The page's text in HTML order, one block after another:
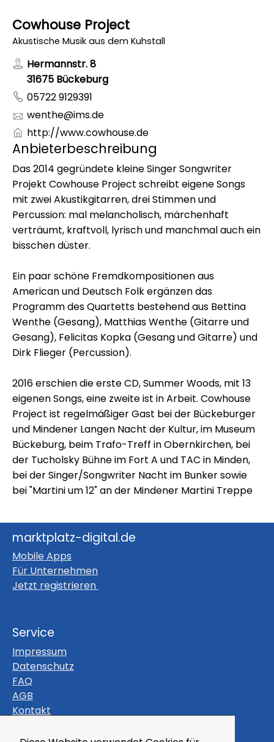
Cowhouse Project
Akustische Musik aus dem Kuhstall
Hermannstr. 8
31675 Bückeburg
05722 9129391
wenthe@ims.de
http://www.cowhouse.de
Anbieterbeschreibung
Das 2014 gegründete kleine Singer Songwriter
Projekt Cowhouse Project schreibt eigene Songs
mit zwei Akustikgitarren, drei Stimmen und
Percussion: mal melancholisch, märchenhaft
verträumt, kraftvoll, lyrisch und manchmal auch ein
bisschen düster.
Ein paar schöne Fremdkompositionen aus
American und Deutsch Folk ergänzen das
Programm des Quartetts bestehend aus Bettina
Wenthe (Gesang), Matthias Wenthe (Gitarre und
Gesang), Felicitas Kopka (Gesang und Gitarre) und
Dirk Flieger (Percussion).
2016 erschien die erste CD, Summer Woods, mit 13
eigenen Songs, eine zweite ist in Arbeit. Cowhouse
Project ist regelmäßiger Gast bei der Bückeburger
und Mindener Langen Nacht der Kultur, im Museum
Bückeburg, beim Trafo-Treff in Obernkirchen, bei
der Tucholsky Bühne im Fort A und TAC in Minden,
bei der Singer/Songwriter Nacht im Bunker sowie
bei "Martini um 12" an der Mindener Martini Treppe
marktplatz-digital.de
Mobile Apps
Für Unternehmen
Jetzt registrieren
Service
Impressum
Datenschutz
FAQ
AGB
Kontakt
Themen